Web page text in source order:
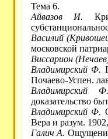
Тема 6.
Айвазов И.
Василий
московской
Виссарион
Владимирский Ф.
Почаево-Успен.
Владимирский Ф.
доказательство
Владимирский Ф.
Вера и разум.
Галич А.